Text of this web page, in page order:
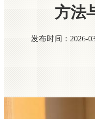
方法
发布时间：2026-